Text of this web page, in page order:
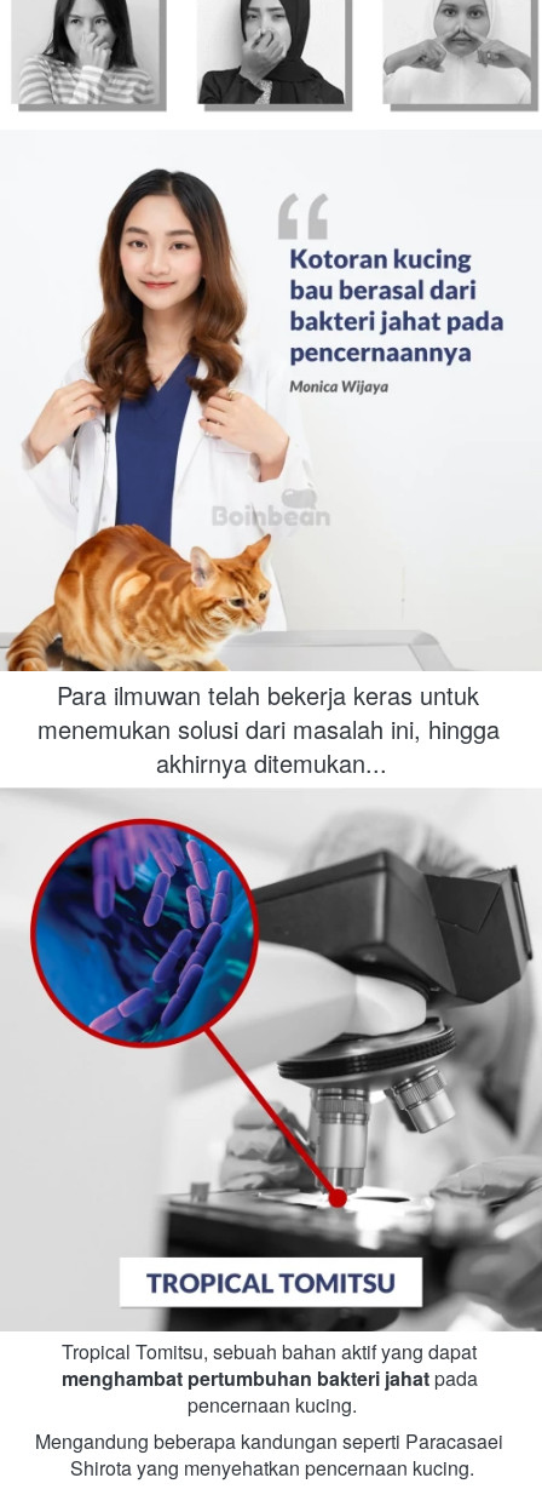
Para ilmuwan telah bekerja keras untuk
menemukan solusi dari masalah ini, hingga
akhirnya ditemukan...
menghambat pertumbuhan bakteri jahat pada
pencernaan kucing.
Mengandung beberapa kandungan seperti Paracasaei
Shirota yang menyehatkan pencernaan kucing.